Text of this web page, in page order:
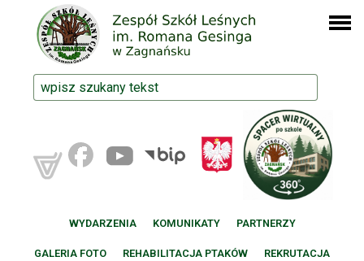
WYDARZENIA KOMUNIKATY PARTNERZY
GALERIA FOTO REHABILITACJA PTAKÓW REKRUTACJA